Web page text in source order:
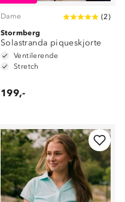
Dame (2)
Stormberg
Solastranda piqueskjorte
Ventilerende
Stretch
199,-